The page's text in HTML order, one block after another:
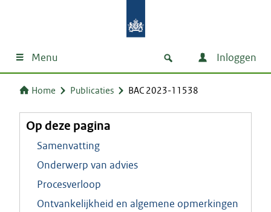
Menu Inloggen
Home Publicaties BAC 2023-11538
Op deze pagina
Samenvatting
Onderwerp van advies
Procesverloop
Ontvankelijkheid en algemene opmerkingen